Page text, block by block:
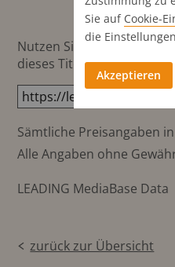
Nutzen Sie diesen Button
dieses Titels direkt in die
Sämtliche Preisangaben
Alle Angaben ohne
LEADING MediaBase Data
zurück zur Übersicht
Sie auf Cookie-
die
Akzeptieren